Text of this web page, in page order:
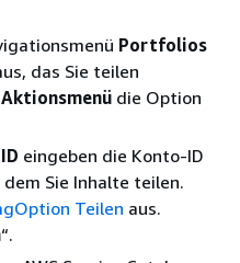
Portfolios
das Sie teilen
Aktionsmenü die Option
eingeben die Konto-ID
Sie Inhalte teilen.
Teilen aus.
“.